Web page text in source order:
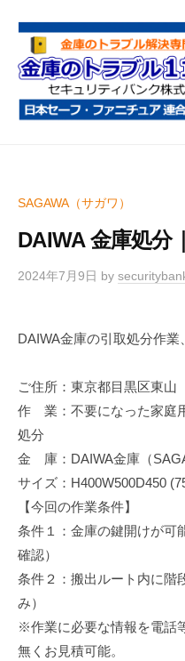
ラ
ブ
1
番
開
け
処
移
・
修
理
等
の
専
SAGAWA（サガワ）
DAIWA 金庫処分
2024年7月9日 by
DAIWA金庫の引取処分作業
ご住所：東京都目黒区東山
作 業：不要になった家庭
処分
金 庫：DAIWA金庫（
サイズ：H400W500D450
【今回の作業条件】
条件１：金庫の鍵開けが可
確認）
条件２：搬出ルート内に階
み）
※作業に必要な情報を電話
無くお見積可能。
庫
の
ト
ラ
ブ